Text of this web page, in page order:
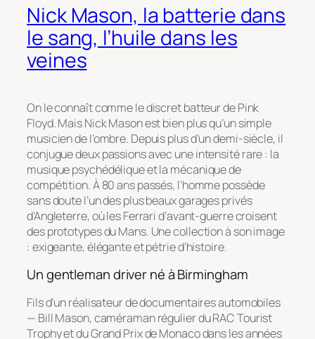
Nick Mason, la batterie dans
le sang, l’huile dans les
veines
On le connaît comme le discret batteur de Pink
Floyd. Mais Nick Mason est bien plus qu’un simple
musicien de l’ombre. Depuis plus d’un demi-siècle, il
conjugue deux passions avec une intensité rare : la
musique psychédélique et la mécanique de
compétition. À 80 ans passés, l’homme possède
sans doute l’un des plus beaux garages privés
d’Angleterre, où les Ferrari d’avant-guerre croisent
des prototypes du Mans. Une collection à son image
: exigeante, élégante et pétrie d’histoire.
Un gentleman driver né à Birmingham
Fils d’un réalisateur de documentaires automobiles
— Bill Mason, caméraman régulier du RAC Tourist
Trophy et du Grand Prix de Monaco dans les années